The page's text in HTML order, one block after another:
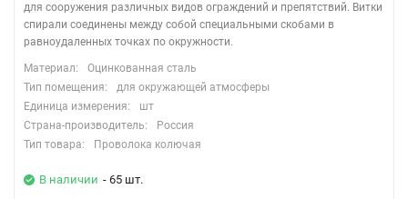
для сооружения различных видов ограждений и препятствий. Витки
спирали соединены между собой специальными скобами в
равноудаленных точках по окружности.
Материал:
Оцинкованная сталь
Тип помещения:
для окружающей атмосферы
Единица измерения:
шт
Страна-производитель:
Россия
Тип товара:
Проволока колючая
В наличии - 65 шт.